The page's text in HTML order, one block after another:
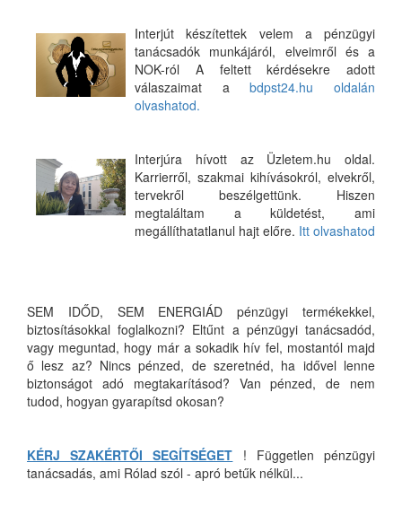
Interjút készítettek velem a pénzügyi
tanácsadók munkájáról, elveimről és a
NOK-ról A feltett kérdésekre adott
válaszaimat abdpst24.hu oldalán
olvashatod.
Interjúra hívott az Üzletem.hu oldal.
Karrierről, szakmai kihívásokról, elvekről,
tervekről beszélgettünk. Hiszen
megtaláltam a küldetést, ami
megállíthatatlanul hajt előre. Itt olvashatod
SEM IDŐD, SEM ENERGIÁD pénzügyi termékekkel,
biztosításokkal foglalkozni? Eltűnt a pénzügyi tanácsadód,
vagy meguntad, hogy már a sokadik hív fel, mostantól majd
ő lesz az? Nincs pénzed, de szeretnéd, ha idővel lenne
biztonságot adó megtakarításod? Van pénzed, de nem
tudod, hogyan gyarapítsd okosan?
KÉRJ SZAKÉRTŐI SEGÍTSÉGET ! Független pénzügyi
tanácsadás, ami Rólad szól - apró betűk nélkül...